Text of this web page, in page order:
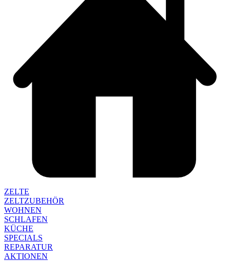
ZELTE
ZELTZUBEHÖR
WOHNEN
SCHLAFEN
KÜCHE
SPECIALS
REPARATUR
AKTIONEN